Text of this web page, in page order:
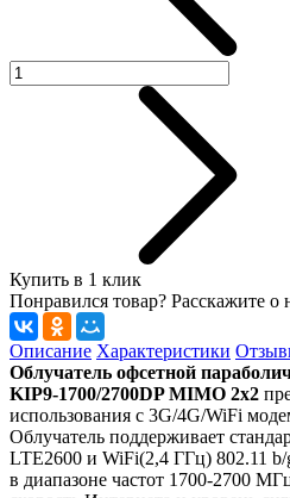
Купить в 1 клик
Понравился товар? Расскажите о
Описание Характеристики
Облучатель офсетной
KIP9-1700/2700DP MIMO 2х2
использования с 3G/4G/WiFi
Облучатель поддерживает
LTE2600 и WiFi(2,4 ГГц) 802.11
в диапазоне частот 1700-2700